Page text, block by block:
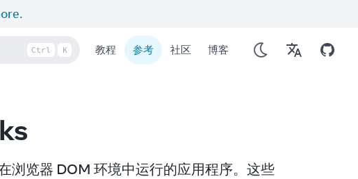
Ctrl K 教程 参考 社区 博客
浏览器 DOM 环境中运行的应用程序。这些